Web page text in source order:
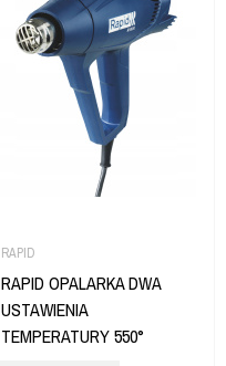
RAPID
RAPID OPALARKA DWA
USTAWIENIA
TEMPERATURY 550°